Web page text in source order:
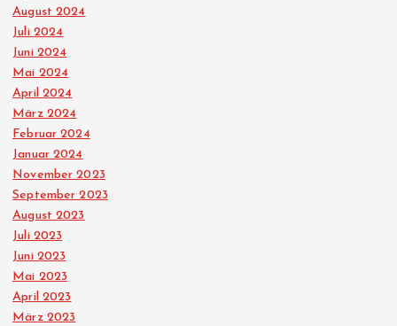
August 2024
Juli 2024
Juni 2024
Mai 2024
April 2024
März 2024
Februar 2024
Januar 2024
November 2023
September 2023
August 2023
Juli 2023
Juni 2023
Mai 2023
April 2023
März 2023